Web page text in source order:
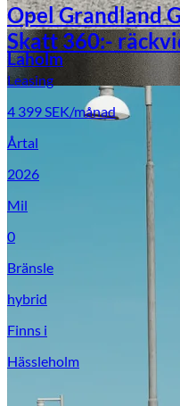
Laholm
Opel Grandland
Skatt 360:-
Leasing
4 399 SEK/månad
Årtal
2026
Mil
0
Bränsle
hybrid
Finns i
Hässleholm